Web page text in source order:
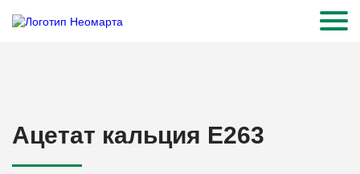
Ацетат кальция Е263